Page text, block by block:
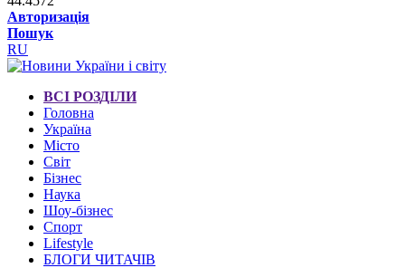
Авторизація
Пошук
RU
ВСІ РОЗДІЛИ
Головна
Україна
Місто
Світ
Бізнес
Наука
Шоу-бізнес
Спорт
Lifestyle
БЛОГИ ЧИТАЧІВ